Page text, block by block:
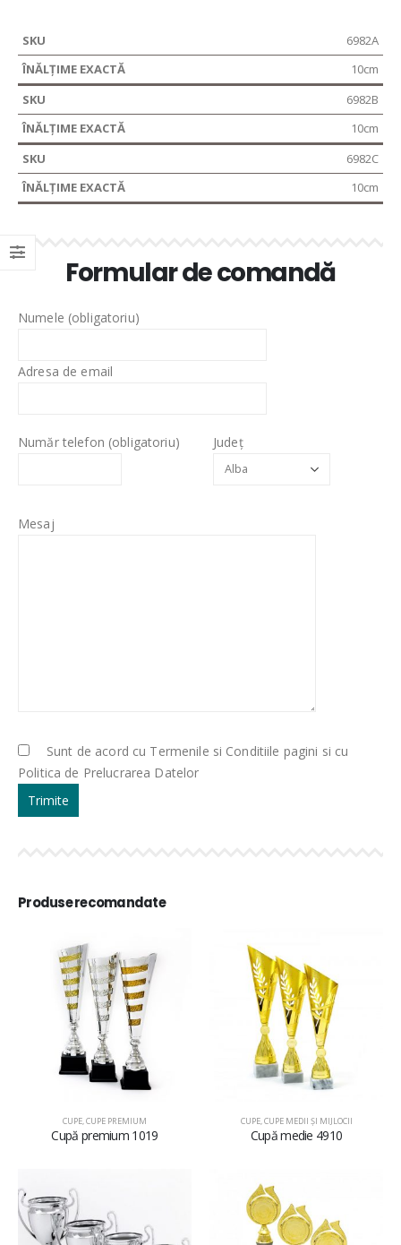
6982A
10cm
6982B
10cm
6982C
10cm
Formular de comandă
Numele (obligatoriu)
Adresa de email
Număr telefon (obligatoriu) Județ
Mesaj
Sunt de acord cu Termenile si Conditiile pagini si cu
Politica de Prelucrarea Datelor
Produse recomandate
CUPE,CUPE PREMIUM
Cupă premium 1019
CUPE,CUPE MEDII ŞI MIJLOCII
Cupă medie 4910